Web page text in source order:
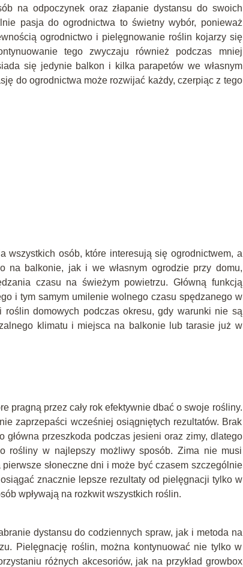
na odpoczynek oraz złapanie dystansu do swoich
pasja do ogrodnictwa to świetny wybór, ponieważ
ogrodnictwo i pielęgnowanie roślin kojarzy się
tego zwyczaju również podczas mniej
się jedynie balkon i kilka parapetów we własnym
do ogrodnictwa może rozwijać każdy, czerpiąc z tego
wszystkich osób, które interesują się ogrodnictwem, a
na balkonie, jak i we własnym ogrodzie przy domu,
czasu na świeżym powietrzu. Główną funkcją
i tym samym umilenie wolnego czasu spędzanego w
domowych podczas okresu, gdy warunki nie są
klimatu i miejsca na balkonie lub tarasie już w
pragną przez cały rok efektywnie dbać o swoje rośliny.
zaprzepaści wcześniej osiągniętych rezultatów. Brak
główna przeszkoda podczas jesieni oraz zimy, dlatego
w najlepszy możliwy sposób. Zima nie musi
słoneczne dni i może być czasem szczególnie
znacznie lepsze rezultaty od pielęgnacji tylko w
wpływają na rozkwit wszystkich roślin.
dystansu do codziennych spraw, jak i metoda na
Pielęgnację roślin, można kontynuować nie tylko w
różnych akcesoriów, jak na przykład growbox